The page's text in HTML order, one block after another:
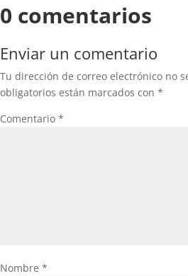
0 comentarios
Enviar un comentario
Tu dirección de correo electrónico no
obligatorios están marcados con *
Comentario *
Nombre *